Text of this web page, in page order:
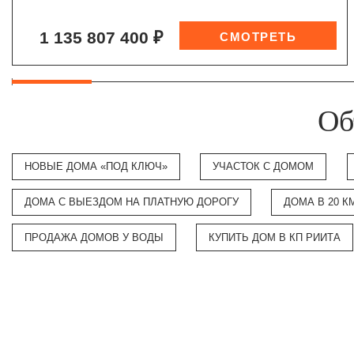
1 135 807 400 ₽
НОВЫЕ ДОМА «ПОД КЛЮЧ» УЧАСТОК С ДОМОМ
ДОМА С ВЫЕЗДОМ НА ПЛАТНУЮ ДОРОГУ ДОМА В 20
ПРОДАЖА ДОМОВ У ВОДЫ КУПИТЬ ДОМ В КП РИИТА